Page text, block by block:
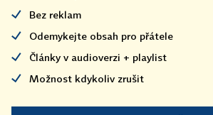
Bez reklam
Odemykejte obsah pro přátele
Články v audioverzi + playlist
Možnost kdykoliv zrušit